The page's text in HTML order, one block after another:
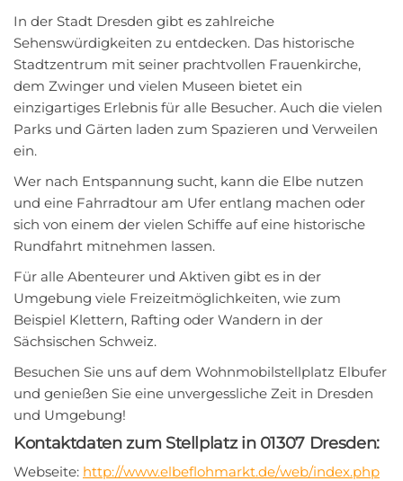
In der Stadt Dresden gibt es zahlreiche
Sehenswürdigkeiten zu entdecken. Das historische
Stadtzentrum mit seiner prachtvollen Frauenkirche,
dem Zwinger und vielen Museen bietet ein
einzigartiges Erlebnis für alle Besucher. Auch die vielen
Parks und Gärten laden zum Spazieren und Verweilen
ein.
Wer nach Entspannung sucht, kann die Elbe nutzen
und eine Fahrradtour am Ufer entlang machen oder
sich von einem der vielen Schiffe auf eine historische
Rundfahrt mitnehmen lassen.
Für alle Abenteurer und Aktiven gibt es in der
Umgebung viele Freizeitmöglichkeiten, wie zum
Beispiel Klettern, Rafting oder Wandern in der
Sächsischen Schweiz.
Besuchen Sie uns auf dem Wohnmobilstellplatz Elbufer
und genießen Sie eine unvergessliche Zeit in Dresden
und Umgebung!
Kontaktdaten zum Stellplatz in 01307 Dresden:
Webseite: http://www.elbeflohmarkt.de/web/index.php